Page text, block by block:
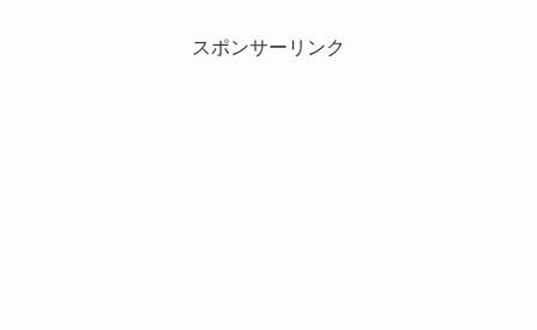
スポンサーリンク